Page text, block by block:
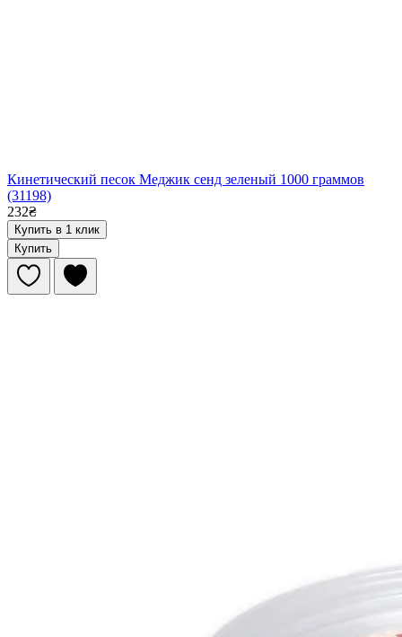
Кинетический песок Меджик сенд зеленый 1000 граммов
(31198)
232₴
Купить в 1 клик
Купить